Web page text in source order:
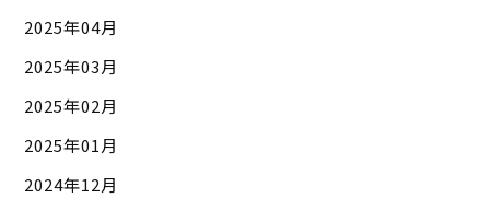
2025年04月
2025年03月
2025年02月
2025年01月
2024年12月